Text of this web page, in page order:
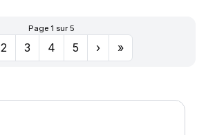
Page 1 sur 5
2 3 4 5 › »